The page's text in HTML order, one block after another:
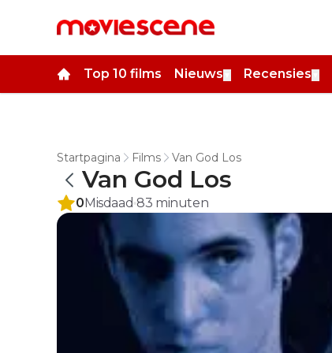
Top 10 films Nieuws Recensies
Startpagina Films Van God Los
Van God Los
0Misdaad 83 minuten